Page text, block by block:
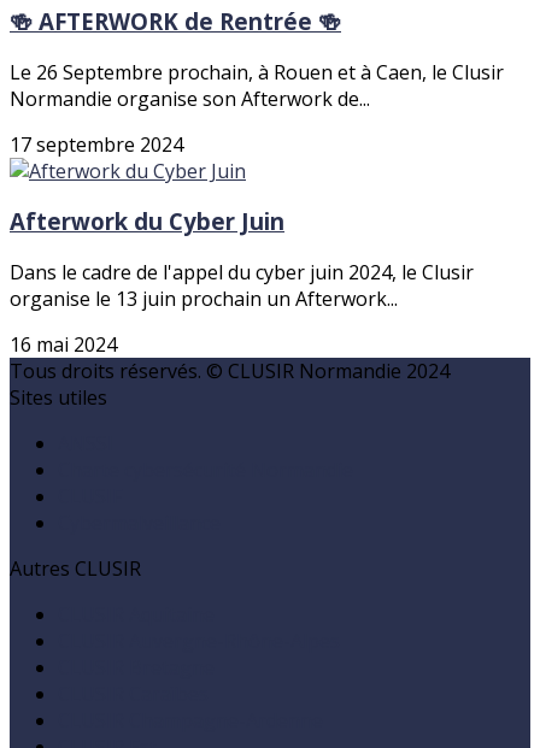
🍻 AFTERWORK de Rentrée 🍻
Le 26 Septembre prochain, à Rouen et à Caen, le Clusir
Normandie organise son Afterwork de...
17 septembre 2024
Afterwork du Cyber Juin
Dans le cadre de l'appel du cyber juin 2024, le Clusir
organise le 13 juin prochain un Afterwork...
16 mai 2024
Tous droits réservés. © CLUSIR Normandie 2024
Sites utiles
Autres CLUSIR